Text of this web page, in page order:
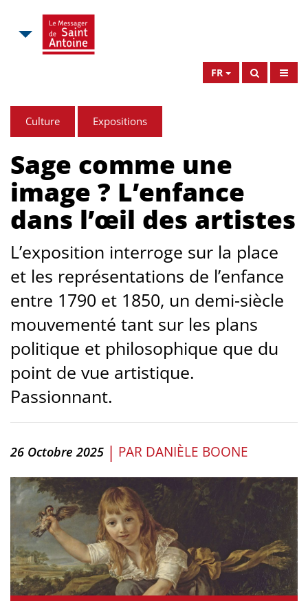
FR
Culture Expositions
Sage comme une
image ? L’enfance
dans l’œil des artistes
L’exposition interroge sur la place
et les représentations de l’enfance
entre 1790 et 1850, un demi-siècle
mouvementé tant sur les plans
politique et philosophique que du
point de vue artistique.
Passionnant.
26 Octobre 2025 | PAR DANIÈLE BOONE